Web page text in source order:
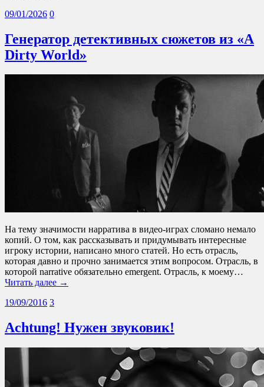
09/01/2026 0
Генератор детективных сюжетов из «A
Dirty World»
На тему значимости нарратива в видео-играх сломано немало
копий. О том, как рассказывать и придумывать интересные
игроку истории, написано много статей. Но есть отрасль,
которая давно и прочно занимается этим вопросом. Отрасль, в
которой narrative обязательно emergent. Отрасль, к моему…
Читать далее →
19/09/2016 3
Achtung! Нужен звуковик!